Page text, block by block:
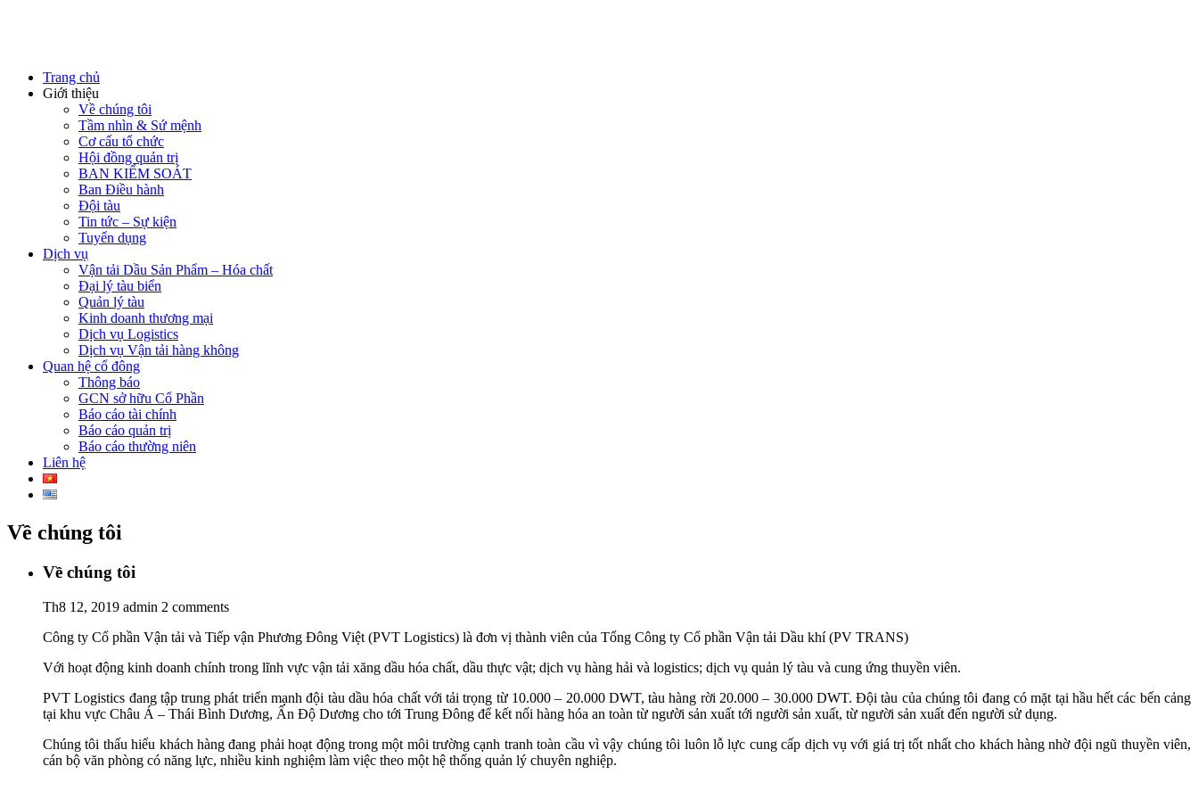
Trang chủ
Giới thiệu
Về chúng tôi
Tầm nhìn & Sứ mệnh
Cơ cấu tổ chức
Hội đồng quản trị
BAN KIỂM SOÁT
Ban Điều hành
Đội tàu
Tin tức – Sự kiện
Tuyển dụng
Dịch vụ
Vận tải Dầu Sản Phẩm – Hóa chất
Đại lý tàu biển
Quản lý tàu
Kinh doanh thương mại
Dịch vụ Logistics
Dịch vụ Vận tải hàng không
Quan hệ cổ đông
Thông báo
GCN sở hữu Cổ Phần
Báo cáo tài chính
Báo cáo quản trị
Báo cáo thường niên
Liên hệ
Về chúng tôi
Về chúng tôi
Th8 12, 2019 admin 2 comments
Công ty Cổ phần Vận tải và Tiếp vận Phương Đông Việt (PVT Logistics) là đơn vị thành viên của Tổng Công ty Cổ phần Vận tải Dầu khí (PV TRANS)
Với hoạt động kinh doanh chính trong lĩnh vực vận tải xăng dầu hóa chất, dầu thực vật; dịch vụ hàng hải và logistics; dịch vụ quản lý tàu và cung ứng thuyền viên.
PVT Logistics đang tập trung phát triển mạnh đội tàu dầu hóa chất với tải trọng từ 10.000 – 20.000 DWT, tàu hàng rời 20.000 – 30.000 DWT. Đội tàu của chúng tôi đang có mặt tại hầu hết các bến cảng
tại khu vực Châu Á – Thái Bình Dương, Ấn Độ Dương cho tới Trung Đông để kết nối hàng hóa an toàn từ người sản xuất tới người sản xuất, từ người sản xuất đến người sử dụng.
Chúng tôi thấu hiểu khách hàng đang phải hoạt động trong một môi trường cạnh tranh toàn cầu vì vậy chúng tôi luôn lỗ lực cung cấp dịch vụ với giá trị tốt nhất cho khách hàng nhờ đội ngũ thuyền viên,
cán bộ văn phòng có năng lực, nhiều kinh nghiệm làm việc theo một hệ thống quản lý chuyên nghiệp.